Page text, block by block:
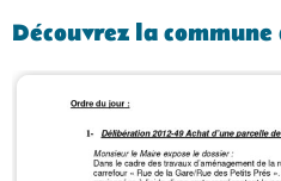
Découvrez la